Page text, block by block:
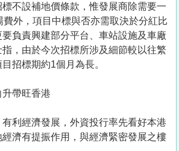
不設補地價條款，惟發展商除需要一
外，項目中標與否亦需取決於分紅比
負責興建部分平台、車站設施及車廠
，由於今次招標所涉及細節較以往繁
招標期約1個月為長。
帶旺香港
利經濟發展，外資投行率先看好本港
濟有提振作用，與經濟緊密發展之樓